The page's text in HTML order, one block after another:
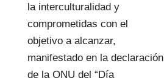
la interculturalidad y
comprometidas con el
objetivo a alcanzar,
manifestado en la declaración
de la ONU del “Día